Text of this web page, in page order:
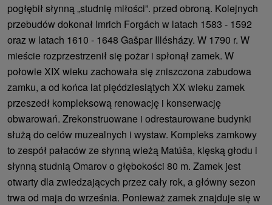
pogłębił słynną „studnię miłości”. przed obroną. Kolejnych
przebudów dokonał Imrich Forgách w latach 1583 - 1592
oraz w latach 1610 - 1648 Gašpar Illésházy. W 1790 r. W
mieście rozprzestrzenił się pożar i spłonął zamek. W
połowie XIX wieku zachowała się zniszczona zabudowa
zamku, a od końca lat pięćdziesiątych XX wieku zamek
przeszedł kompleksową renowację i konserwację
obwarowań. Zrekonstruowane i odrestaurowane budynki
służą do celów muzealnych i wystaw. Kompleks zamkowy
to zespół pałaców ze słynną wieżą Matúša, klęską głodu i
słynną studnią Omarov o głębokości 80 m. Zamek jest
otwarty dla zwiedzających przez cały rok, a główny sezon
trwa od maja do września. Ponieważ zamek znajduje się w